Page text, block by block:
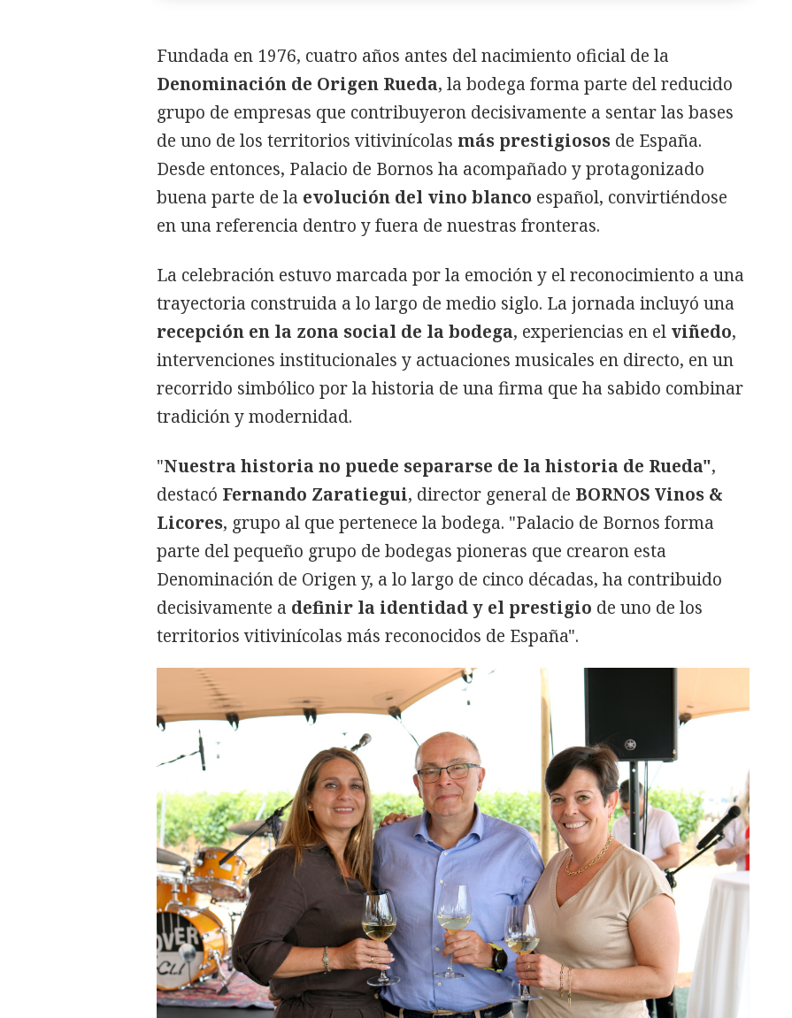
Fundada en 1976, cuatro años antes del nacimiento oficial de la
Denominación de Origen Rueda, la bodega forma parte del reducido
grupo de empresas que contribuyeron decisivamente a sentar las bases
de uno de los territorios vitivinícolas más prestigiosos de España.
Desde entonces, Palacio de Bornos ha acompañado y protagonizado
buena parte de la evolución del vino blanco español, convirtiéndose
en una referencia dentro y fuera de nuestras fronteras.
La celebración estuvo marcada por la emoción y el reconocimiento a una
trayectoria construida a lo largo de medio siglo. La jornada incluyó una
recepción en la zona social de la bodega, experiencias en el viñedo,
intervenciones institucionales y actuaciones musicales en directo, en un
recorrido simbólico por la historia de una firma que ha sabido combinar
tradición y modernidad.
"Nuestra historia no puede separarse de la historia de Rueda",
destacó Fernando Zaratiegui, director general de BORNOS Vinos &
Licores, grupo al que pertenece la bodega. "Palacio de Bornos forma
parte del pequeño grupo de bodegas pioneras que crearon esta
Denominación de Origen y, a lo largo de cinco décadas, ha contribuido
decisivamente a definir la identidad y el prestigio de uno de los
territorios vitivinícolas más reconocidos de España".